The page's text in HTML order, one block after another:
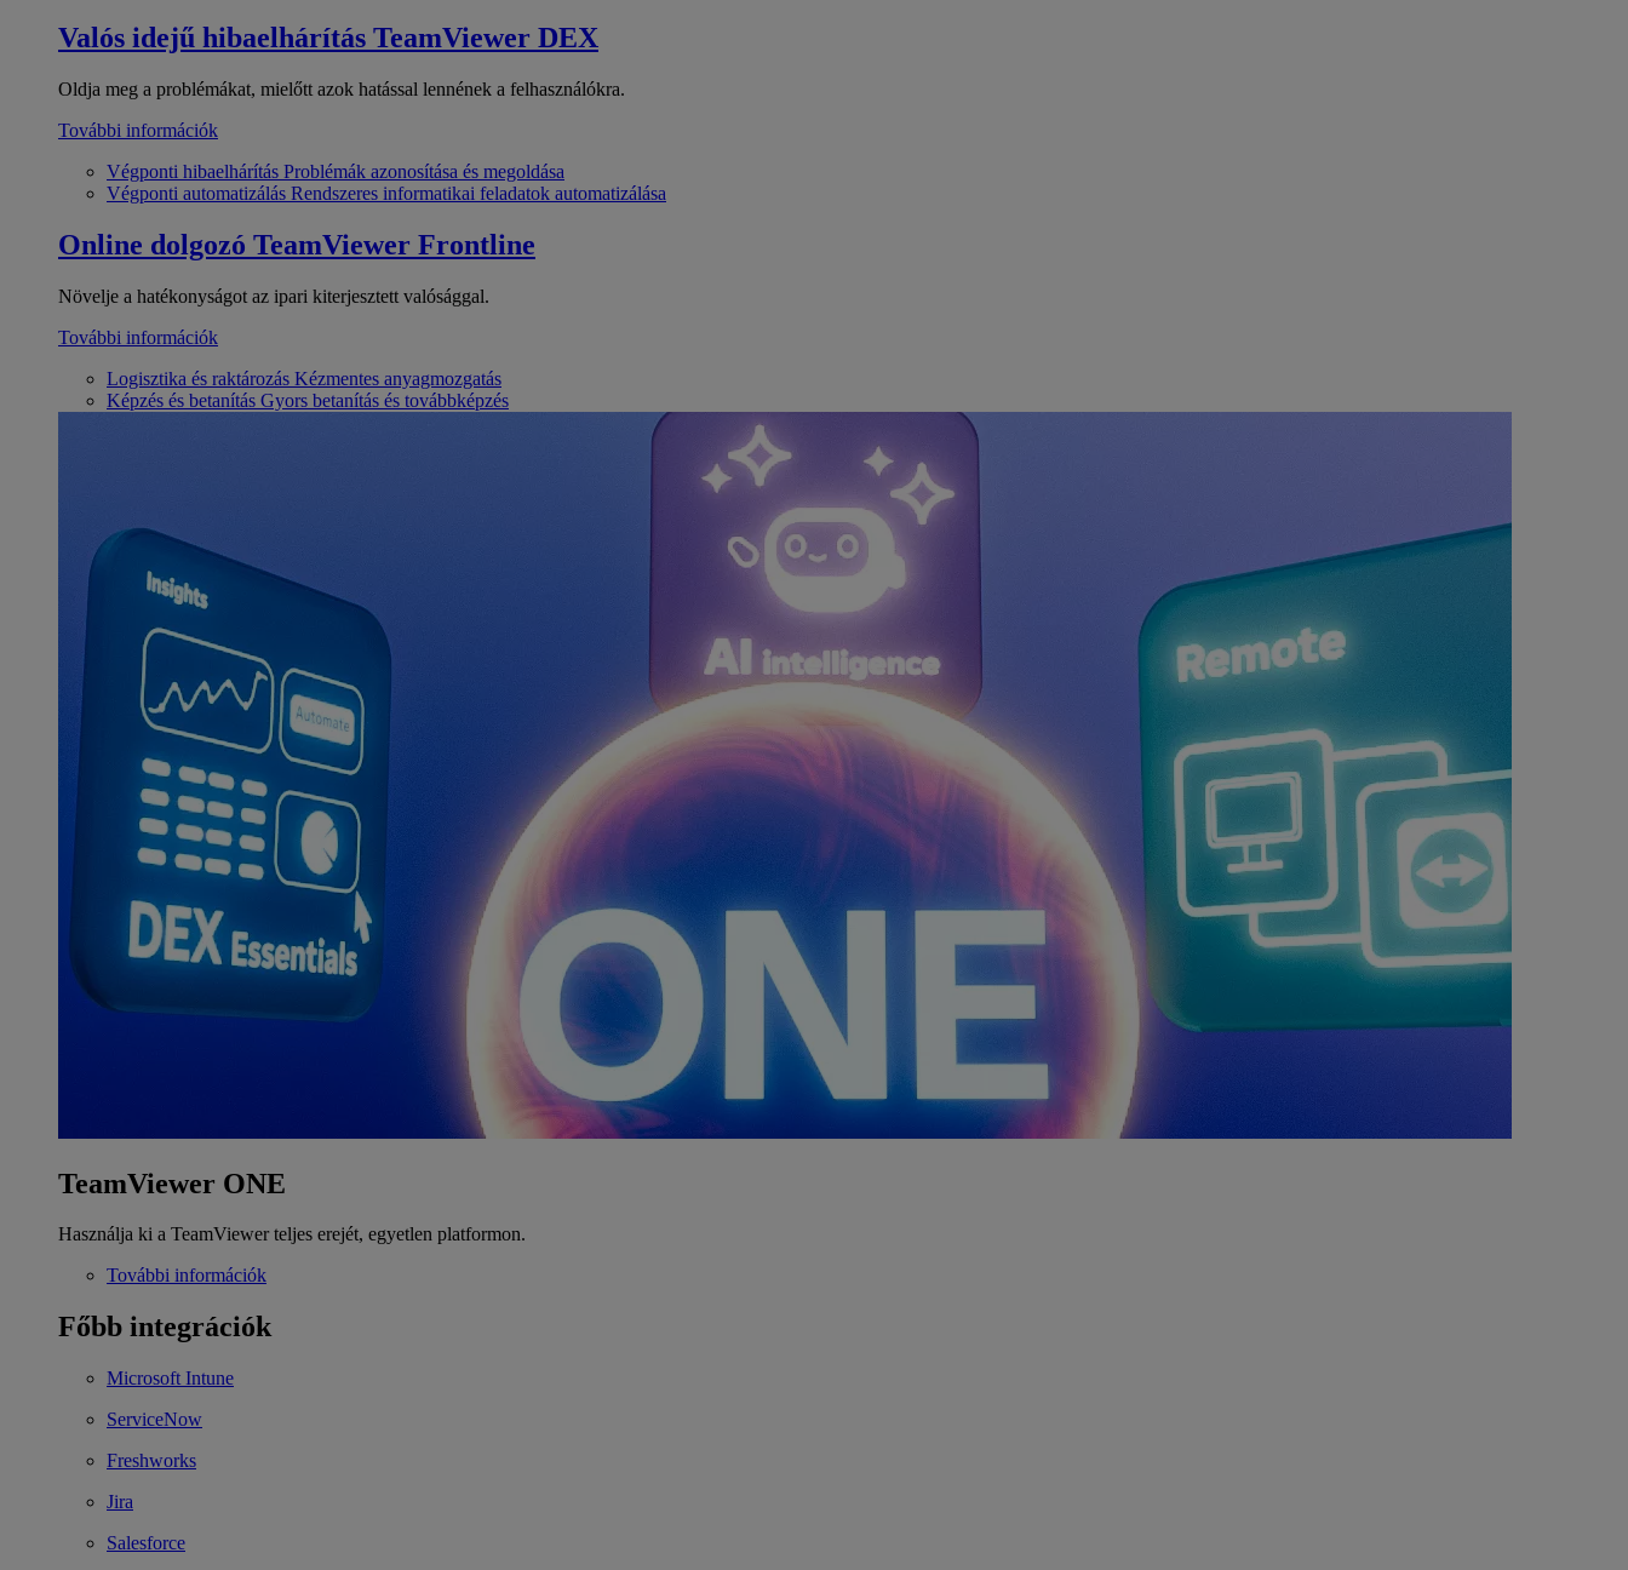
Valós idejű hibaelhárítás TeamViewer DEX
Oldja meg a problémákat, mielőtt azok hatással lennének a felhasználókra.
További információk
Végponti hibaelhárítás Problémák azonosítása és megoldása
Végponti automatizálás Rendszeres informatikai feladatok automatizálása
Online dolgozó TeamViewer Frontline
Növelje a hatékonyságot az ipari kiterjesztett valósággal.
További információk
Logisztika és raktározás Kézmentes anyagmozgatás
Képzés és betanítás Gyors betanítás és továbbképzés
TeamViewer ONE
Használja ki a TeamViewer teljes erejét, egyetlen platformon.
További információk
Főbb integrációk
Microsoft Intune
ServiceNow
Freshworks
Jira
Salesforce